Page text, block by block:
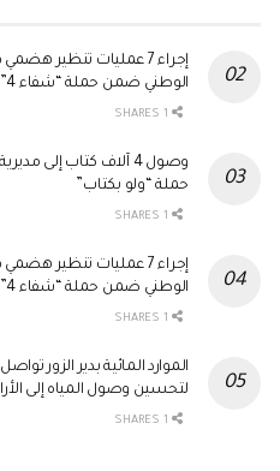
إجراء 7 عمليات تنظير
الوطني ضمن حملة “شفاء 4”
وصول 4 آلاف كتاب إلى
حملة “ولو بكتاب”
إجراء 7 عمليات تنظير
الوطني ضمن حملة “شفاء 4”
الموارد المائية بدير الزور
لتحسين وصول المياه إلى